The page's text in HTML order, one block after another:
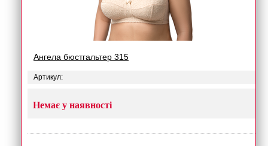
Ангела бюстгальтер 315
Артикул:
Немає у наявності